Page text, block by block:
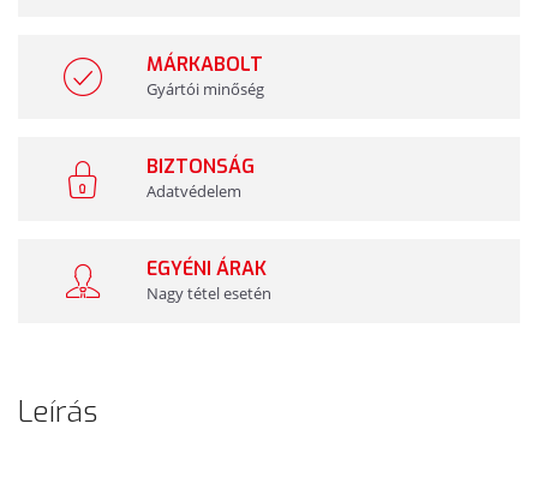
MÁRKABOLT
Gyártói minőség
BIZTONSÁG
Adatvédelem
EGYÉNI ÁRAK
Nagy tétel esetén
Leírás